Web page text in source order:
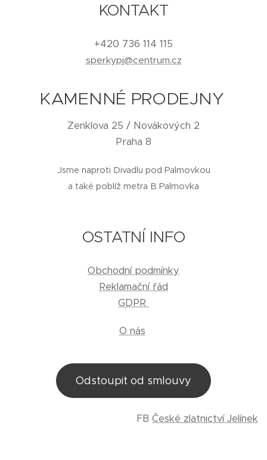
KONTAKT
+420 736 114 115
sperkypj@centrum.cz
KAMENNÉ PRODEJNY
Zenklova 25 / Novákových 2
Praha 8
Jsme naproti Divadlu pod Palmovkou
a také poblíž metra B Palmovka
OSTATNÍ INFO
Obchodní podmínky
Reklamační řád
GDPR
O nás
Odstoupit od smlouvy
FB České zlatnictví Jelínek